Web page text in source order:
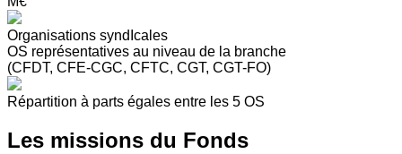
Organisations syndIcales
OS représentatives au niveau de la branche
(CFDT, CFE-CGC, CFTC, CGT, CGT-FO)
Répartition à parts égales entre les 5 OS
Les missions du Fonds